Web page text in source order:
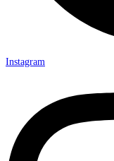
Instagram